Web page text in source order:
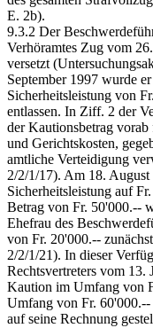
E. 2b).
9.3.2 Der
Verhöramtes Zug vom
versetzt
September 1997 wurde
Sicherheitsleistung von
entlassen. In Ziff. 2 der
der Kautionsbetrag
und Gerichtskosten,
amtliche Verteidigung
2/2/1/17). Am 18.
Sicherheitsleistung auf
Betrag von Fr. 50'000.--
Ehefrau des
von Fr. 20'000.--
2/2/1/21). In dieser
Rechtsvertreters vom
Kaution im Umfang von
Umfang von Fr. 60'000.--
auf seine Rechnung